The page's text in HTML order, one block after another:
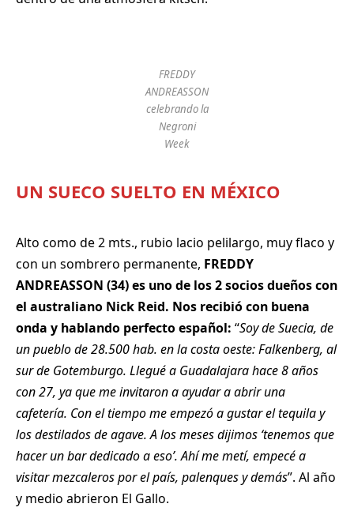
FREDDY
ANDREASSON
celebrando la
Negroni
Week
UN SUECO SUELTO EN MÉXICO
Alto como de 2 mts., rubio lacio pelilargo, muy flaco y
con un sombrero permanente, FREDDY
ANDREASSON (34) es uno de los 2 socios dueños con
el australiano Nick Reid. Nos recibió con buena
onda y hablando perfecto español: “Soy de Suecia, de
un pueblo de 28.500 hab. en la costa oeste: Falkenberg, al
sur de Gotemburgo. Llegué a Guadalajara hace 8 años
con 27, ya que me invitaron a ayudar a abrir una
cafetería. Con el tiempo me empezó a gustar el tequila y
los destilados de agave. A los meses dijimos ‘tenemos que
hacer un bar dedicado a eso’. Ahí me metí, empecé a
visitar mezcaleros por el país, palenques y demás”. Al año
y medio abrieron El Gallo.